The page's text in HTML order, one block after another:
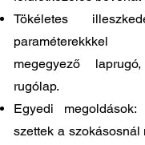
Tökéletes
megegyező
rugólap.
Egyedi
szettek a szokásosnál